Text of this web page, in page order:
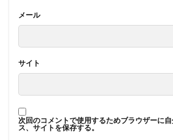
メール
サイト
次回のコメントで使用するためブラウザーに
ス、サイトを保存する。